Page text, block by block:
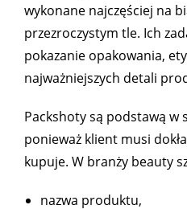
wykonane najczęściej na
przezroczystym tle. Ich
pokazanie opakowania,
najważniejszych detali
Packshoty są podstawą
ponieważ klient musi
kupuje. W branży beauty
nazwa produktu,